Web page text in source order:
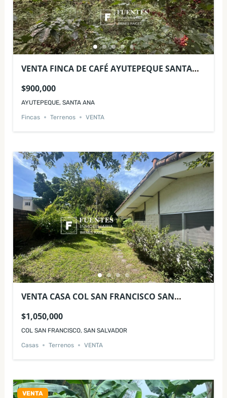
VENTA FINCA DE CAFÉ AYUTEPEQUE SANTA
$900,000
AYUTEPEQUE, SANTA ANA
Fincas Terrenos VENTA
VENTA CASA COL SAN FRANCISCO SAN
INMOBILIARIO
$1,050,000
COL SAN FRANCISCO, SAN SALVADOR
Casas Terrenos VENTA
VENTA